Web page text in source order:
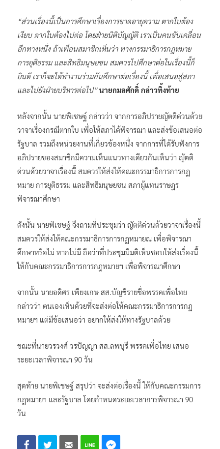
“ส่วนเรื่องนี้เป็นการศึกษาเรื่องการขาดอายุความ ตากใบต้อง
เงียบ ตากใบต้องไปต่อ โดยฝ่ายนิติบัญญัติ เราเป็นคนขับเคลื่อน
อีกทางหนึ่ง ถ้าเพื่อนสมาชิกเห็นว่า ทางกรรมาธิการกฎหมาย
การยุติธรรม และสิทธิมนุษยชน สมควรไปศึกษาต่อในเรื่องนี้ก็
ยินดี เราก็จะได้ทำงานร่วมกันศึกษาต่อเรื่องนี้ เพื่อเสนอสู่สภา
และไปยังฝ่ายบริหารต่อไป” นายกมลศักดิ์ กล่าวทิ้งท้าย
หลังจากนั้น นายพิเชษฐ์ กล่าวว่า จากการอภิปรายญัตติด่วนด้วย
วาจาเรื่องกรณีตากใบ เพื่อให้สภาได้พิจารณา และส่งข้อเสนอต่อ
รัฐบาล รวมถึงหน่วยงานที่เกี่ยวข้องหนึ่ง จากการที่ได้รับฟังการ
อภิปรายของสมาชิกมีความเห็นแนวทางเดียวกันเห็นว่า ญัตติ
ด่วนด้วยวาจาเรื่องนี้ สมควรให้ส่งให้คณะกรรมาธิการการกฏ
หมาย การยุติธรรม และสิทธิมนุษยชน สภาผู้แทนราษฎร
พิจารณาศึกษา
ดังนั้น นายพิเชษฐ์ จึงถามที่ประชุมว่า ญัตติด่วนด้วยวาจาเรื่องนี้
สมควรให้ส่งให้คณะกรรมาธิการการกฏหมายณ เพื่อพิจารณา
ศึกษาหรือไม่ หากไม่มี ถือว่าที่ประชุมมีมติเห็นชอบให้ส่งเรื่องนี้
ให้กับคณะกรรมาธิการการกฎหมายฯ เพื่อพิจารณาศึกษา
จากนั้น นายอดิศร เพียงเกษ สส.บัญชีรายชื่อพรรคเพื่อไทย
กล่าวว่า ตนเองเห็นด้วยที่จะส่งต่อให้คณะกรรมาธิการการกฏ
หมายฯ แต่มีข้อเสนอว่า อยากให้ส่งให้ทางรัฐบาลด้วย
ขณะที่นายวรวงศ์ วรปัญญา สส.ลพบุรี พรรคเพื่อไทย เสนอ
ระยะเวลาพิจารณา 90 วัน
สุดท้าย นายพิเชษฐ์ สรุปว่า จะส่งต่อเรื่องนี้ ให้กับคณะกรรมการ
กฎหมายฯ และรัฐบาล โดยกำหนดระยะเวลาการพิจารณา 90
วัน